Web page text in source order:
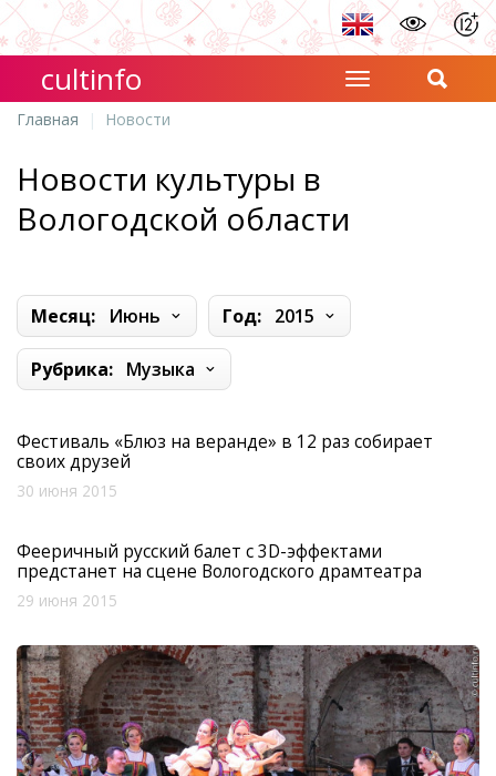
cultinfo
Главная Новости
Новости культуры в
Вологодской области
Месяц: Июнь Год: 2015
Рубрика: Музыка
Фестиваль «Блюз на веранде» в 12 раз собирает
своих друзей
30 июня 2015
Фееричный русский балет с 3D-эффектами
предстанет на сцене Вологодского драмтеатра
29 июня 2015